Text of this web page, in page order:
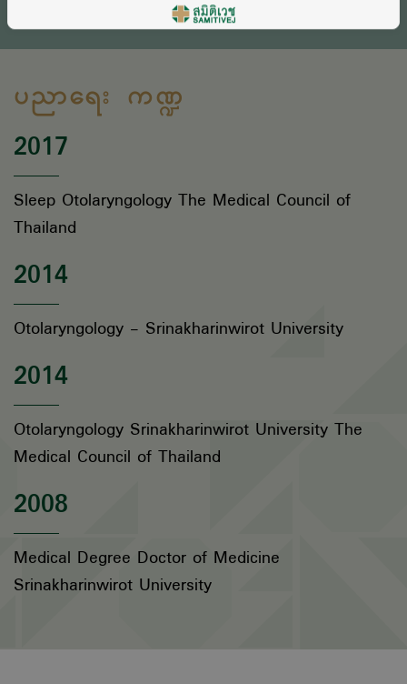
* လူကြီးမင်း၏ စုံစမ်းမေးမြန်းမှုကိုလူနာအထောက်အကူပြုဌာနမှ အကြောင်းပြန်ကြားပေးပါမည်။
ပညာရေး ကဏ္ဍ
2017
Sleep Otolaryngology The Medical Council of
Thailand
2014
Otolaryngology - Srinakharinwirot University
2014
Otolaryngology Srinakharinwirot University The
Medical Council of Thailand
2008
Medical Degree Doctor of Medicine
Srinakharinwirot University